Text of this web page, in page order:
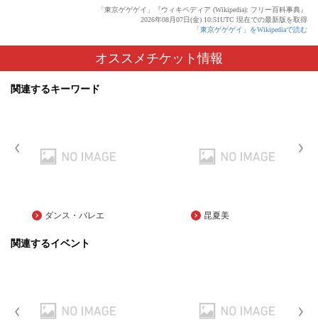
「東京ゲゲゲイ」『ウィキペディア (Wikipedia): フリー百科事典』
2026年08月07日(金) 10:51UTC 現在での最新版を取得
「東京ゲゲゲイ」をWikipediaで読む
オススメチケット情報
関連するキーワード
ダンス・バレエ 昆夏美
関連するイベント